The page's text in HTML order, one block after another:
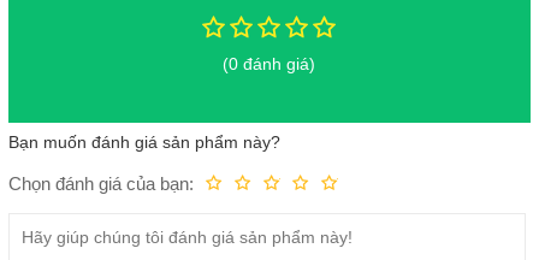
(0 đánh giá)
Bạn muốn đánh giá sản phẩm này?
Chọn đánh giá của bạn: Tuyệt vời!
Rất tốt
Trung bình
Fair
Kém